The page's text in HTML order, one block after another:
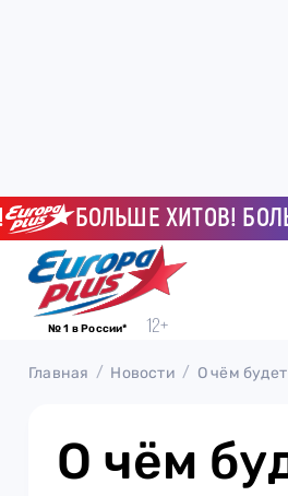
БОЛЬШЕ ХИТОВ!
№ 1 в России*
Главная Новости О чём
О чём